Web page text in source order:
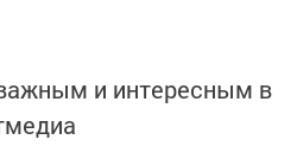
и интересным в